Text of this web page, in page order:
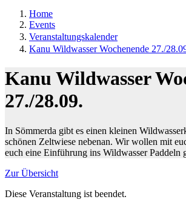
Home
Events
Veranstaltungskalender
Kanu Wildwasser Wochenende 27./
Kanu Wildwasser
27./28.09.
In Sömmerda gibt es einen kleinen
schönen Zeltwiese nebenan. Wir wollen mit
euch eine Einführung ins Wildwasser Paddeln
Zur Übersicht
Diese Veranstaltung ist beendet.